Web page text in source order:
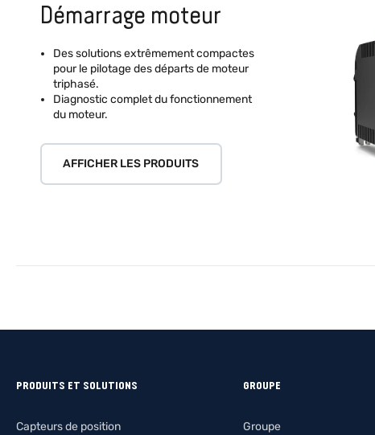
Démarrage moteur
Des solutions extrêmement compactes
pour le pilotage des départs de moteur
triphasé.
Diagnostic complet du fonctionnement
du moteur.
AFFICHER LES PRODUITS
PRODUITS ET SOLUTIONS
Capteurs de position
GROUPE
Groupe